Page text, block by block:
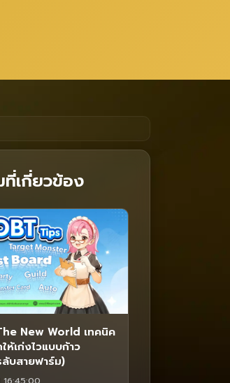
ที่เกี่ยวข้อง
New World เทคนิค
ห้เก่งไวแบบก้าว
บสายฟาร์ม)